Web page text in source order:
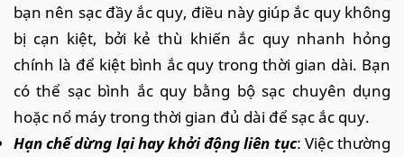
bạn nên sạc đầy ắc quy, điều này giúp ắc quy không
bị cạn kiệt, bởi kẻ thù khiến ắc quy nhanh hỏng
chính là để kiệt bình ắc quy trong thời gian dài. Bạn
có thể sạc bình ắc quy bằng bộ sạc chuyên dụng
hoặc nổ máy trong thời gian đủ dài để sạc ắc quy.
Hạn chế dừng lại hay khởi động liên tục: Việc thường